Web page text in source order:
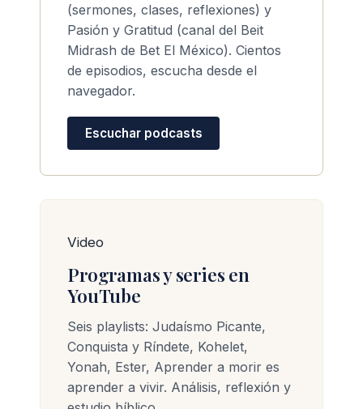
(sermones, clases, reflexiones) y
Pasión y Gratitud (canal del Beit
Midrash de Bet El México). Cientos
de episodios, escucha desde el
navegador.
Escuchar podcasts
Video
Programas y series en
YouTube
Seis playlists: Judaísmo Picante,
Conquista y Ríndete, Kohelet,
Yonah, Ester, Aprender a morir es
aprender a vivir. Análisis, reflexión y